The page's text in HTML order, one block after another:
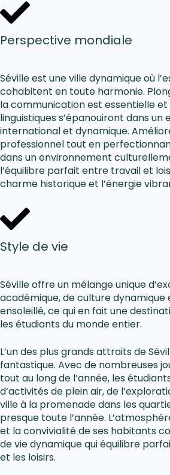
Perspective mondiale
Séville est une ville dynamique où
cohabitent en toute harmonie.
la communication est essentielle
linguistiques s’épanouiront dans
international et dynamique.
professionnel tout en
dans un environnement
l’équilibre parfait entre travail et
charme historique et l’énergie
Style de vie
Séville offre un mélange unique
académique, de culture dynamique
ensoleillé, ce qui en fait une
les étudiants du monde entier.
L’un des plus grands attraits de
fantastique. Avec de nombreuses
tout au long de l’année, les
d’activités de plein air, de
ville à la promenade dans les
presque toute l’année.
et la convivialité de ses habitants
de vie dynamique qui équilibre
et les loisirs.